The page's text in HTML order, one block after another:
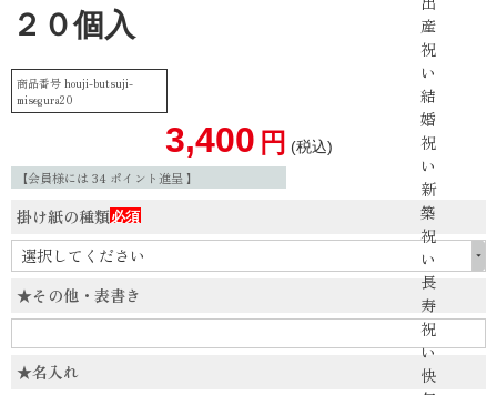
産
祝
い
結
婚
祝
い
新
築
祝
い
長
寿
祝
い
快
２０個入
商品番号 houji-butsuji-
misegura20
3,400
税込
【会員様には 34 ポイント進呈 】
掛け紙の種類
(必
須)
★その他・表書き
★名入れ